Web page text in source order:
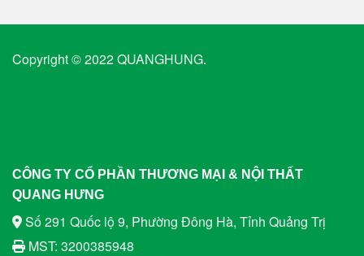
Copyright © 2022 QUANGHUNG.
CÔNG TY CỔ PHẦN THƯƠNG MẠI & NỘI THẤT
QUANG HƯNG
Số 291 Quốc lộ 9, Phường Đông Hà, Tỉnh Quảng Trị
MST: 3200385948